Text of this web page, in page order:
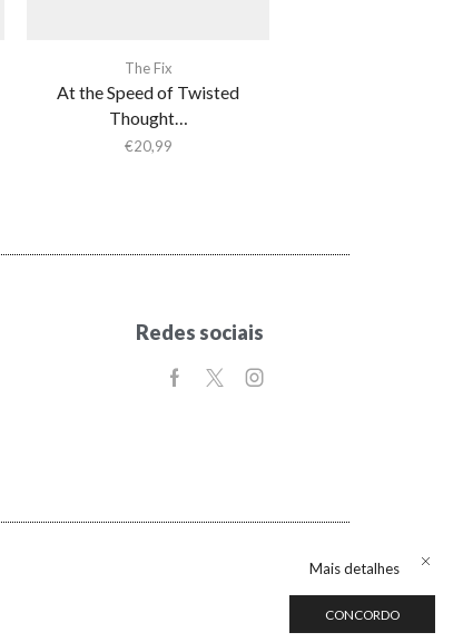
The Fix
At the Speed of Twisted
Thought…
€20,99
Mais detalhes
CONCORDO
Redes sociais